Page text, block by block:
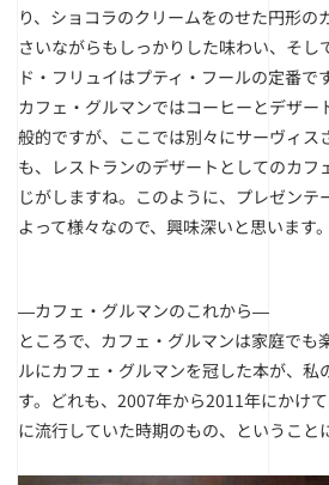
り、ショコラのクリームをのせた円形の
さいながらもしっかりした味わい、そし
ド・フリュイはプティ・フールの定番です
カフェ・グルマンではコーヒーとデザー
般的ですが、ここでは別々にサーヴィス
も、レストランのデザートとしてのカフ
じがしますね。このように、プレゼンテ
よって様々なので、興味深いと思います。
―カフェ・グルマンのこれから―
ところで、カフェ・グルマンは家庭でも
ルにカフェ・グルマンを冠した本が、私
す。どれも、2007年から2011年にかけ
に流行していた時期のもの、ということ